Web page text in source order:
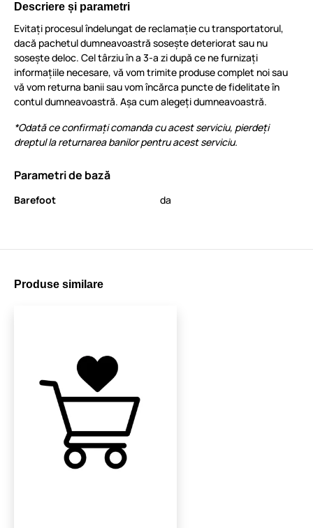
Descriere și parametri
Evitați procesul îndelungat de reclamație cu transportatorul,
dacă pachetul dumneavoastră sosește deteriorat sau nu
sosește deloc. Cel târziu în a 3-a zi după ce ne furnizați
informațiile necesare, vă vom trimite produse complet noi sau
vă vom returna banii sau vom încărca puncte de fidelitate în
contul dumneavoastră. Așa cum alegeți dumneavoastră.
*Odată ce confirmați comanda cu acest serviciu, pierdeți
dreptul la returnarea banilor pentru acest serviciu.
Parametri de bază
Barefoot da
Produse similare